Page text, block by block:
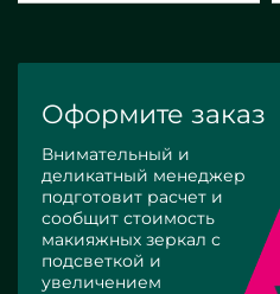
Оформите заказ
Внимательный и
деликатный менеджер
подготовит расчет и
сообщит стоимость
макияжных зеркал с
подсветкой и
увеличением